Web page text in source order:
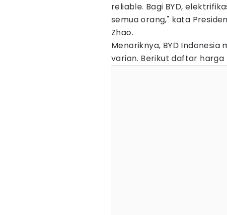
reliable. Bagi BYD,
semua orang," kata
Zhao.
Menariknya, BYD
varian. Berikut daftar